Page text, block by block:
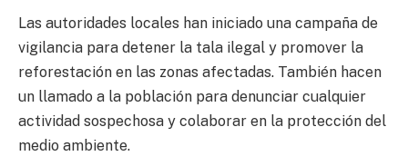
Las autoridades locales han iniciado una campaña de
vigilancia para detener la tala ilegal y promover la
reforestación en las zonas afectadas. También hacen
un llamado a la población para denunciar cualquier
actividad sospechosa y colaborar en la protección del
medio ambiente.